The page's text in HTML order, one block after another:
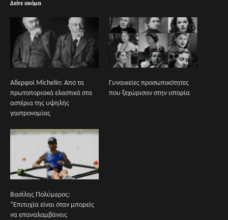
Δείτε ακόμα
Αδερφοί Michelin: Από τα
πρωτοποριακά ελαστικά στα
αστέρια της υψηλής
γαστρονομίας
Γυναικείες προσωπικότητες
που ξεχώρισαν στην ιστορία
Βασίλης Πολύμερος:
“Επιτυχία είναι όταν μπορείς
να επαναλαμβάνεις